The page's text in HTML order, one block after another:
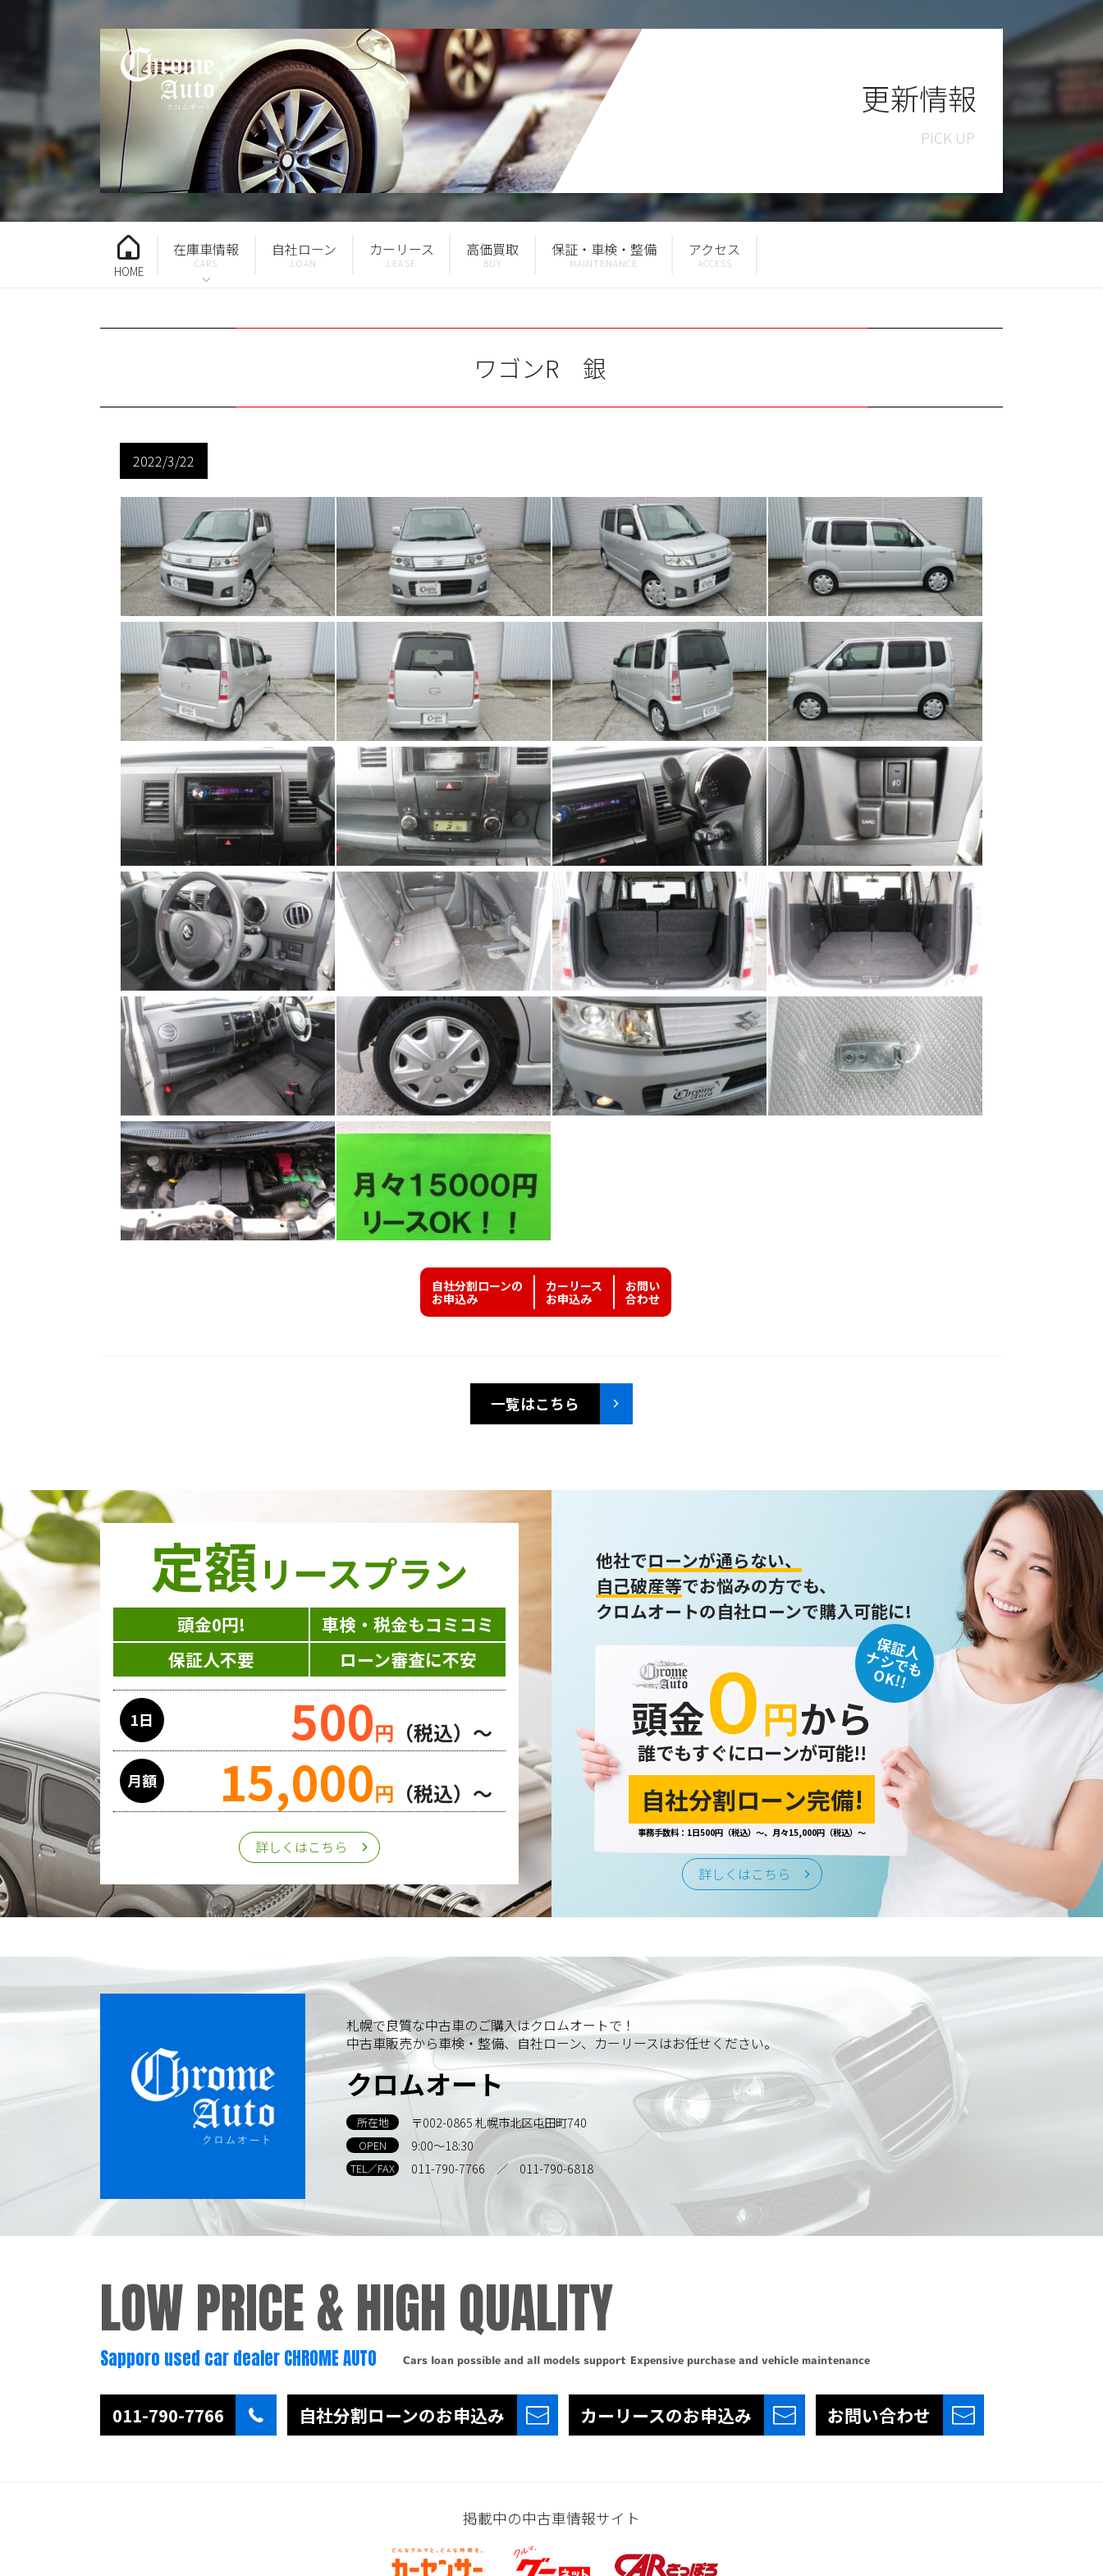
更新情報
HOME
在庫車情報 自社ローン カーリース 高価買取 保証・車検・整備 アクセス
ワゴンR 銀
2022/3/22
自社分割ローンの
お申込み
カーリース
お申込み
お問い
合わせ
一覧はこちら
定額リースプラン
頭金0円!
車検・税金もコミコミ
保証人不要
ローン審査に不安
1日 500円 （税込）～
月額 15,000円 （税込）～
詳しくはこちら
他社でローンが通らない、
自己破産等でお悩みの方でも、
クロムオートの自社ローンで購入可能に!
保証人
ナシでも
OK!!
頭金０円から
誰でもすぐにローンが可能!!
自社分割ローン完備!
事務手数料：1日500円（税込）～、月々15,000円（税込）～
詳しくはこちら
札幌で良質な中古車のご購入はクロムオートで！
中古車販売から車検・整備、自社ローン、カーリースはお任せください。
クロムオート
所在地 〒002-0865 札幌市北区屯田町740
OPEN 9:00～18:30
TEL／FAX 011-790-7766 ／ 011-790-6818
LOW PRICE &HIGH QUALITY
Sapporo used car dealer CHROME AUTO Cars loan possible and all models support Expensive purchase and vehicle maintenance
011-790-7766 自社分割ローンのお申込み カーリースのお申込み お問い合わせ
掲載中の中古車情報サイト